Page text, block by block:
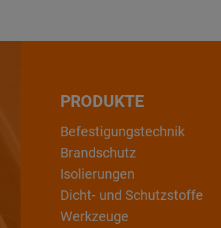
PRODUKTE
Befestigungstechnik
Brandschutz
Isolierungen
Dicht- und Schutzstoffe
Werkzeuge